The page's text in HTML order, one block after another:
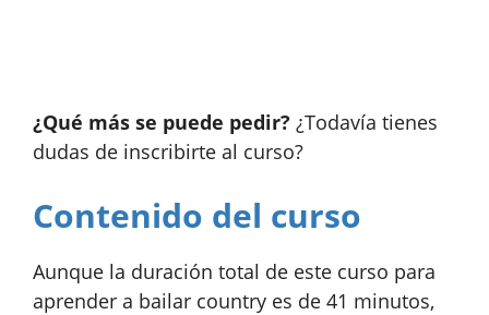
¿Qué más se puede pedir? ¿Todavía tienes
dudas de inscribirte al curso?
Contenido del curso
Aunque la duración total de este curso para
aprender a bailar country es de 41 minutos,